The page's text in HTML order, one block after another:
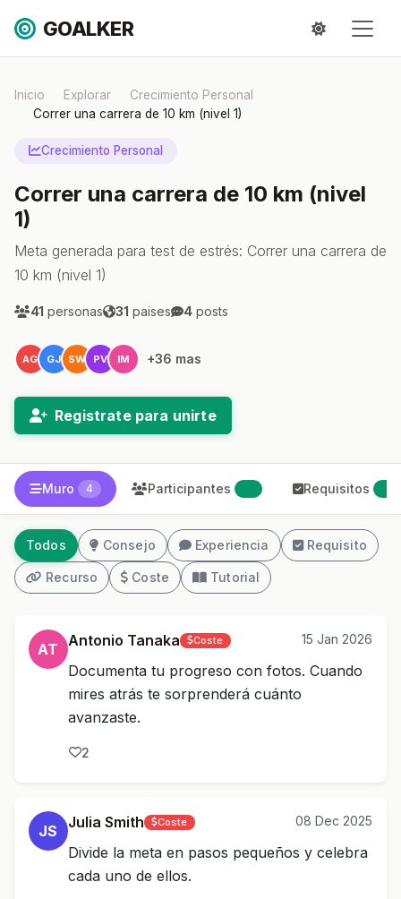
GOALKER
Inicio Explorar
Crecimiento Personal
Correr una carrera de 10 km (nivel 1)
Crecimiento Personal
Correr una carrera de 10 km (nivel
1)
Meta generada para test de estrés: Correr una carrera de
10 km (nivel 1)
41 personas 31 paises 4 posts
AG GJ SW PV IM +36 mas
Registrate para unirte
Muro 4 Participantes Requisitos
Todos Consejo Experiencia Requisito
Recurso Coste Tutorial
AT Antonio Tanaka Coste 15 Jan 2026
Documenta tu progreso con fotos. Cuando
mires atrás te sorprenderá cuánto
avanzaste.
2
JS Julia Smith Coste 08 Dec 2025
Divide la meta en pasos pequeños y celebra
cada uno de ellos.